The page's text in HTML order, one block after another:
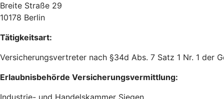
Breite Straße 29
10178 Berlin
Tätigkeitsart:
Versicherungsvertreter nach §34d Abs. 7 Satz 1 Nr. 1 der
Erlaubnisbehörde Versicherungsvermittlung:
Industrie- und Handelskammer Siegen